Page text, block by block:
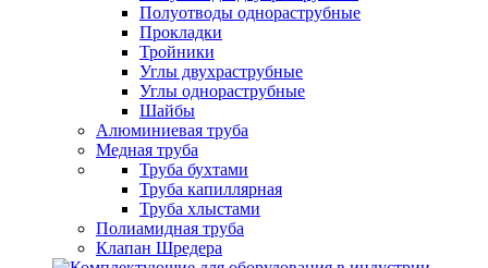
Полуотводы однораструбные
Прокладки
Тройники
Углы двухраструбные
Углы однораструбные
Шайбы
Алюминиевая труба
Медная труба
Труба бухтами
Труба капиллярная
Труба хлыстами
Полиамидная труба
Клапан Шредера